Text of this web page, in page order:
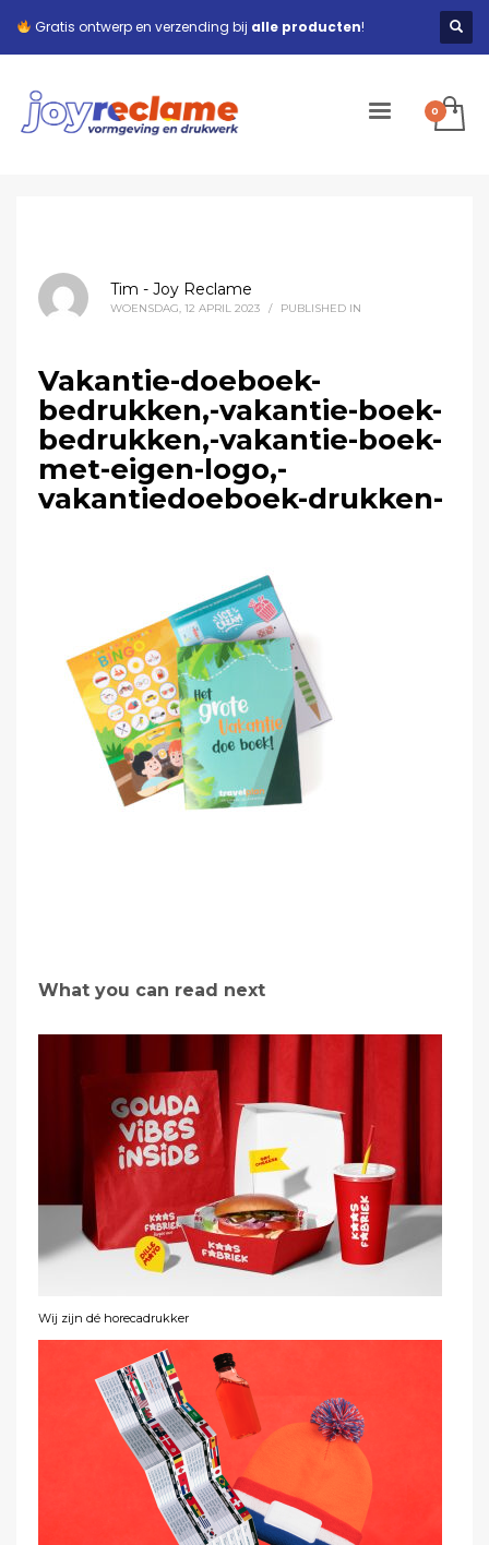
Gratis ontwerp en verzending bij alle producten!
Tim - Joy Reclame
WOENSDAG, 12 APRIL 2023 / PUBLISHED IN
Vakantie-doeboek-
bedrukken,-vakantie-boek-
bedrukken,-vakantie-boek-
met-eigen-logo,-
vakantiedoeboek-drukken-
What you can read next
Wij zijn dé horecadrukker